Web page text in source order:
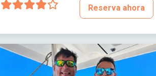
Reserva ahora